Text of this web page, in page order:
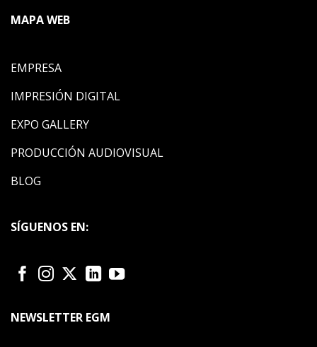
MAPA WEB
EMPRESA
IMPRESIÓN DIGITAL
EXPO GALLERY
PRODUCCIÓN AUDIOVISUAL
BLOG
SÍGUENOS EN:
NEWSLETTER EGM